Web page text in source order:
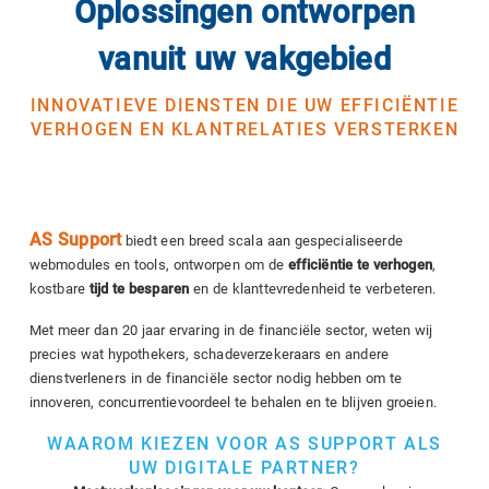
Oplossingen ontworpen
vanuit uw vakgebied
INNOVATIEVE DIENSTEN DIE UW EFFICIËNTIE
VERHOGEN EN KLANTRELATIES VERSTERKEN
AS Supportbiedt een breed scala aan gespecialiseerde
webmodules en tools, ontworpen om deefficiëntie te verhogen,
kostbare tijd te besparen en de klanttevredenheid te verbeteren.
Met meer dan 20 jaar ervaring in de financiële sector, weten wij
precies wat hypothekers, schadeverzekeraars en andere
dienstverleners in de financiële sector nodig hebben om te
innoveren, concurrentievoordeel te behalen en te blijven groeien.
WAAROM KIEZEN VOOR AS SUPPORT ALS
UW DIGITALE PARTNER?